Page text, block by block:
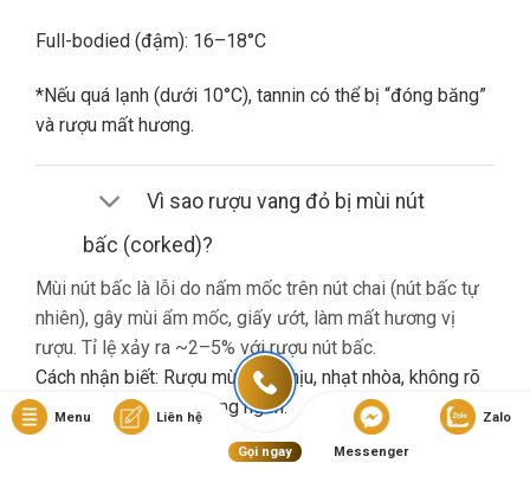
Full-bodied (đậm): 16–18°C
*Nếu quá lạnh (dưới 10°C), tannin có thể bị “đóng băng”
và rượu mất hương.
Vì sao rượu vang đỏ bị mùi nút
bấc (corked)?
Mùi nút bấc là lỗi do nấm mốc trên nút chai (nút bấc tự
nhiên), gây mùi ẩm mốc, giấy ướt, làm mất hương vị
rượu. Tỉ lệ xảy ra ~2–5% với rượu nút bấc.
Cách nhận biết: Rượu mùi khó chịu, nhạt nhòa, không rõ
hương trái cây dù là vang ngon.
Nếu gặp lỗi này, bạn nên liên hệ cửa hàng đổi trả (nếu có
Menu Liên hệ
Gọi ngay Messenger
Zalo